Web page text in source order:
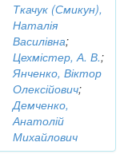
Ткачук (Смикун),
Наталія
Василівна;
Цехмістер, А. В.;
Янченко, Віктор
Олексійович;
Демченко,
Анатолій
Михайлович